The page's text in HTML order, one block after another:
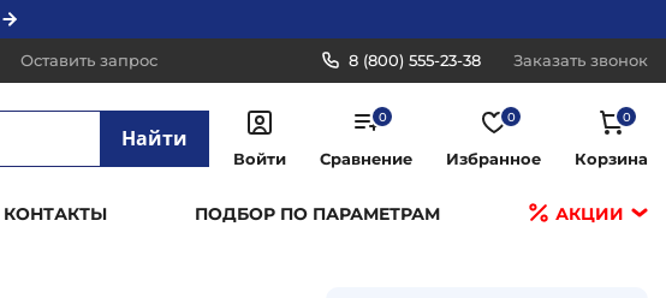
Оставить запрос 8 (800) 555-23-38 Заказать звонок
Найти
Войти
0
Сравнение
0
Избранное
0
Корзина
КОНТАКТЫ ПОДБОР ПО ПАРАМЕТРАМ АКЦИИ